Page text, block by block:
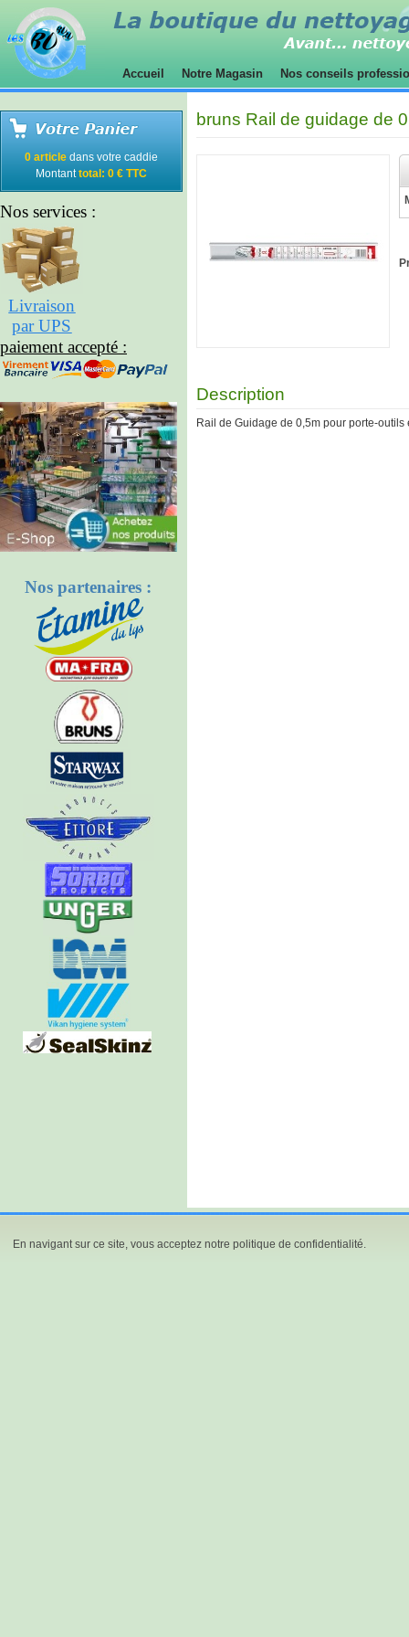
Accueil Notre Magasin Nos conseils
0 article dans votre caddie
Montanttotal: 0 € TTC
Nos services :
Livraison
par UPS
paiement accepté :
Nos partenaires :
bruns Rail de guidage de
Description
Rail de Guidage de 0,5m pour porte-
En navigant sur ce site, vous acceptez notre politique de confidentialité.